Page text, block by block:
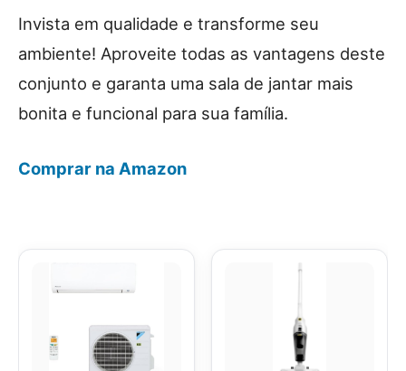
Invista em qualidade e transforme seu
ambiente! Aproveite todas as vantagens deste
conjunto e garanta uma sala de jantar mais
bonita e funcional para sua família.
Comprar na Amazon